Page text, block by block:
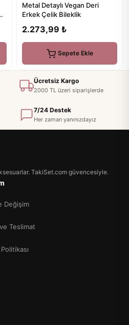
Metal Detaylı Vegan Deri
Erkek Çelik Bileklik
2.273,99 ₺
Sepete Ekle
Ücretsiz Kargo
2000 TL üzeri siparişlerde
7/24 Destek
Her zaman yanınızdayız
TakiSet.com güvencesiyle.
Değişim
Teslimat